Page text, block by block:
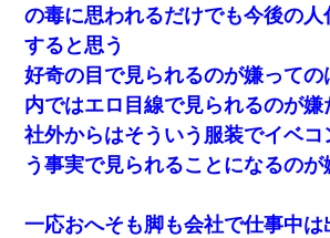
の毒に思われるだけでも今後の
すると思う
好奇の目で見られるのが嫌って
内ではエロ目線で見られるのが嫌
社外からはそういう服装でイベ
う事実で見られることになるのが
一応おへそも脚も会社で仕事中